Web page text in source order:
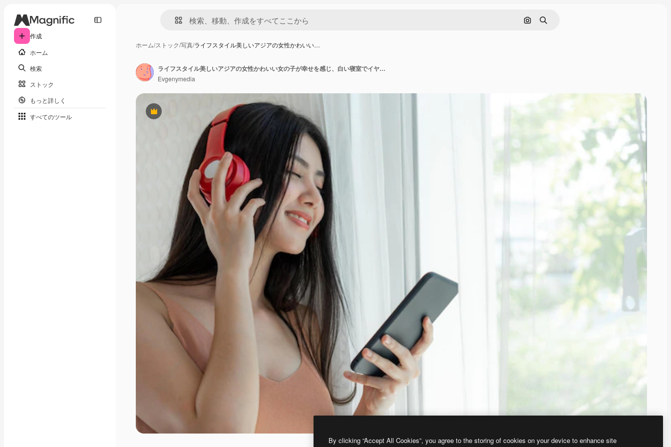
作成
ホーム
検索
ストック
もっと詳しく
すべてのツール
画像で検索
検索
ホーム/ストック/写真/ライフスタイル美しいアジアの女性かわいい…
Premium
ライフスタイル美しいアジアの女性かわいい女の子が幸せを感じ、白い寝室でイヤホンヘッドフォンで音楽を聴くことを楽しむ
Evgenymedia
By clicking “Accept All Cookies”, you agree to the storing of cookies on your device to enhance site